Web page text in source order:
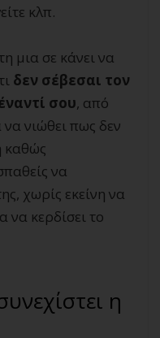
κλπ.
μια σε κάνει να
δεν σέβεσαι τον
σου, από
να νιώθει πως δεν
καθώς
να
χωρίς εκείνη να
να κερδίσει το
η